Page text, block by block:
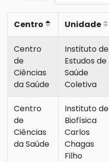
Centro Unidade
Centro
de
Ciências
da Saúde
Instituto de
Estudos de
Saúde
Coletiva
Centro
de
Ciências
da Saúde
Instituto de
Biofísica
Carlos
Chagas
Filho